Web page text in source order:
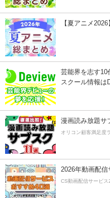
【夏アニメ
芸能界を志す10
スクール情報は
漫画読み放題サ
オリコン顧客満足度
2026年動画配信
CS動画配信サービス